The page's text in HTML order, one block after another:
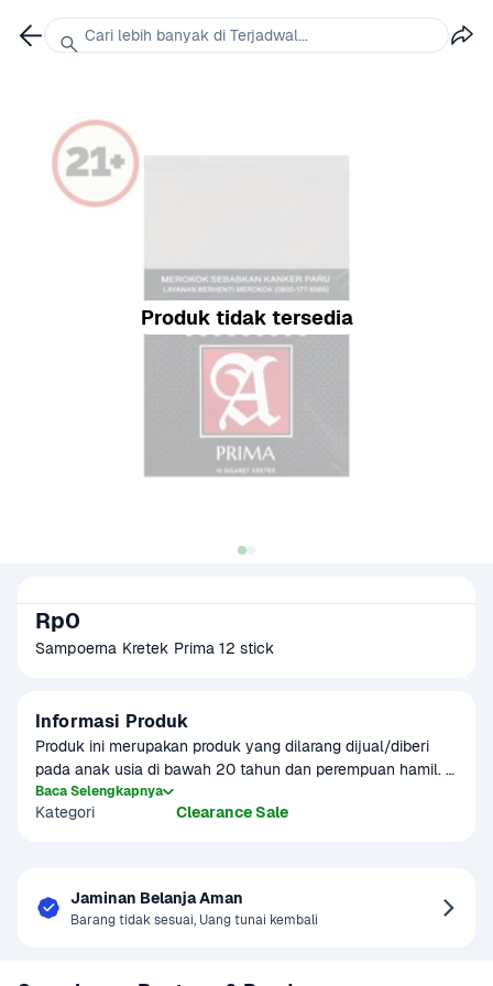
Produk tidak tersedia
Rp0
Sampoerna Kretek Prima 12 stick
Informasi Produk
Produk ini merupakan produk yang dilarang dijual/diberi
pada anak usia di bawah 20 tahun dan perempuan hamil.
Merokok dapat menyebabkan kanker, serangan jantung,
impotensi, gangguan kesehatan lainnya termasuk
Baca Selengkapnya
Kategori Clearance Sale
Jaminan Belanja Aman
Barang tidak sesuai, Uang tunai kembali
Cari lebih banyak di Terjadwal...